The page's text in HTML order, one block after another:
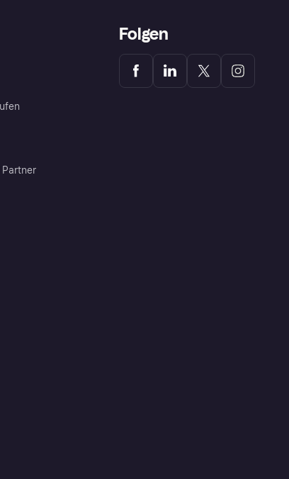
Partner
Folgen